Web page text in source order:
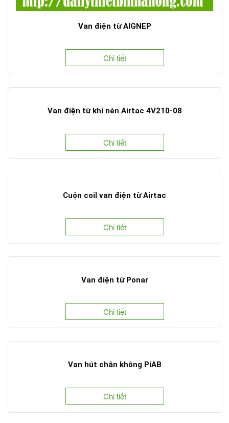
Van điện từ AIGNEP
Chi tiết
Van điện từ khí nén Airtac 4V210-08
Chi tiết
Cuộn coil van điện từ Airtac
Chi tiết
Van điện từ Ponar
Chi tiết
Van hút chân không PiAB
Chi tiết